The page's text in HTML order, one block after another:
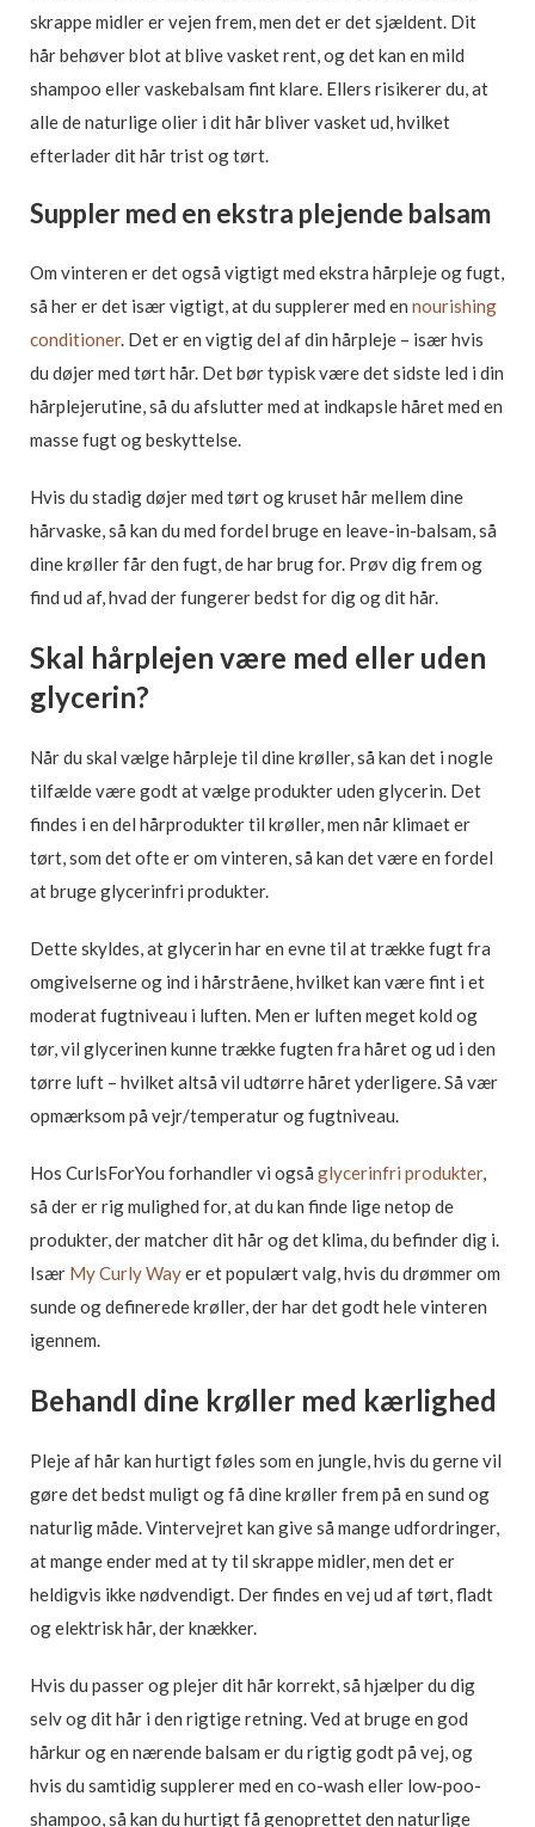
skrappe midler er vejen frem, men det er det sjældent. Dit
hår behøver blot at blive vasket rent, og det kan en mild
shampoo eller vaskebalsam fint klare. Ellers risikerer du, at
alle de naturlige olier i dit hår bliver vasket ud, hvilket
efterlader dit hår trist og tørt.
Suppler med en ekstra plejende balsam
Om vinteren er det også vigtigt med ekstra hårpleje og fugt,
så her er det især vigtigt, at du supplerer med en nourishing
conditioner. Det er en vigtig del af din hårpleje – især hvis
du døjer med tørt hår. Det bør typisk være det sidste led i din
hårplejerutine, så du afslutter med at indkapsle håret med en
masse fugt og beskyttelse.
Hvis du stadig døjer med tørt og kruset hår mellem dine
hårvaske, så kan du med fordel bruge en leave-in-balsam, så
dine krøller får den fugt, de har brug for. Prøv dig frem og
find ud af, hvad der fungerer bedst for dig og dit hår.
Skal hårplejen være med eller uden
glycerin?
Når du skal vælge hårpleje til dine krøller, så kan det i nogle
tilfælde være godt at vælge produkter uden glycerin. Det
findes i en del hårprodukter til krøller, men når klimaet er
tørt, som det ofte er om vinteren, så kan det være en fordel
at bruge glycerinfri produkter.
Dette skyldes, at glycerin har en evne til at trække fugt fra
omgivelserne og ind i hårstråene, hvilket kan være fint i et
moderat fugtniveau i luften. Men er luften meget kold og
tør, vil glycerinen kunne trække fugten fra håret og ud i den
tørre luft – hvilket altså vil udtørre håret yderligere. Så vær
opmærksom på vejr/temperatur og fugtniveau.
Hos CurlsForYou forhandler vi også glycerinfri produkter,
så der er rig mulighed for, at du kan finde lige netop de
produkter, der matcher dit hår og det klima, du befinder dig i.
Især My Curly Wayer et populært valg, hvis du drømmer om
sunde og definerede krøller, der har det godt hele vinteren
igennem.
Behandl dine krøller med kærlighed
Pleje af hår kan hurtigt føles som en jungle, hvis du gerne vil
gøre det bedst muligt og få dine krøller frem på en sund og
naturlig måde. Vintervejret kan give så mange udfordringer,
at mange ender med at ty til skrappe midler, men det er
heldigvis ikke nødvendigt. Der findes en vej ud af tørt, fladt
og elektrisk hår, der knækker.
Hvis du passer og plejer dit hår korrekt, så hjælper du dig
selv og dit hår i den rigtige retning. Ved at bruge en god
hårkur og en nærende balsam er du rigtig godt på vej, og
hvis du samtidig supplerer med en co-wash eller low-poo-
shampoo, så kan du hurtigt få genoprettet den naturlige